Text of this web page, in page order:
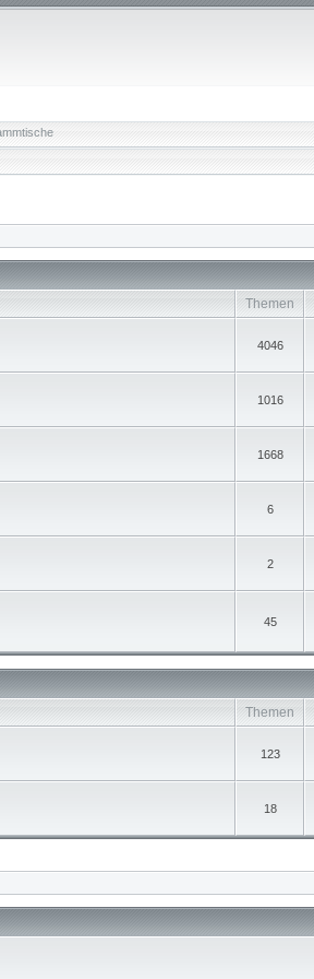
Themen
4046
1016
1668
6
2
45
Themen
123
18